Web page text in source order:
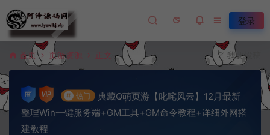
登录
首页 页游资源 正文 我要投稿
# 热门
典藏Q萌页游【叱咤风云】12月最新
整理Win一键服务端+GM工具+GM命令教程+详细外网搭
建教程